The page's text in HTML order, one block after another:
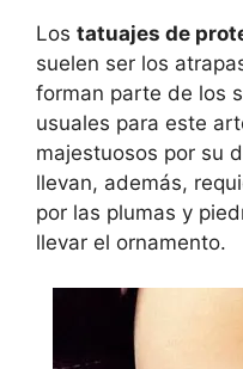
Los tatuajes de
suelen ser los
forman parte de los
usuales para este
majestuosos por su
llevan, además,
por las plumas y
llevar el ornamento.